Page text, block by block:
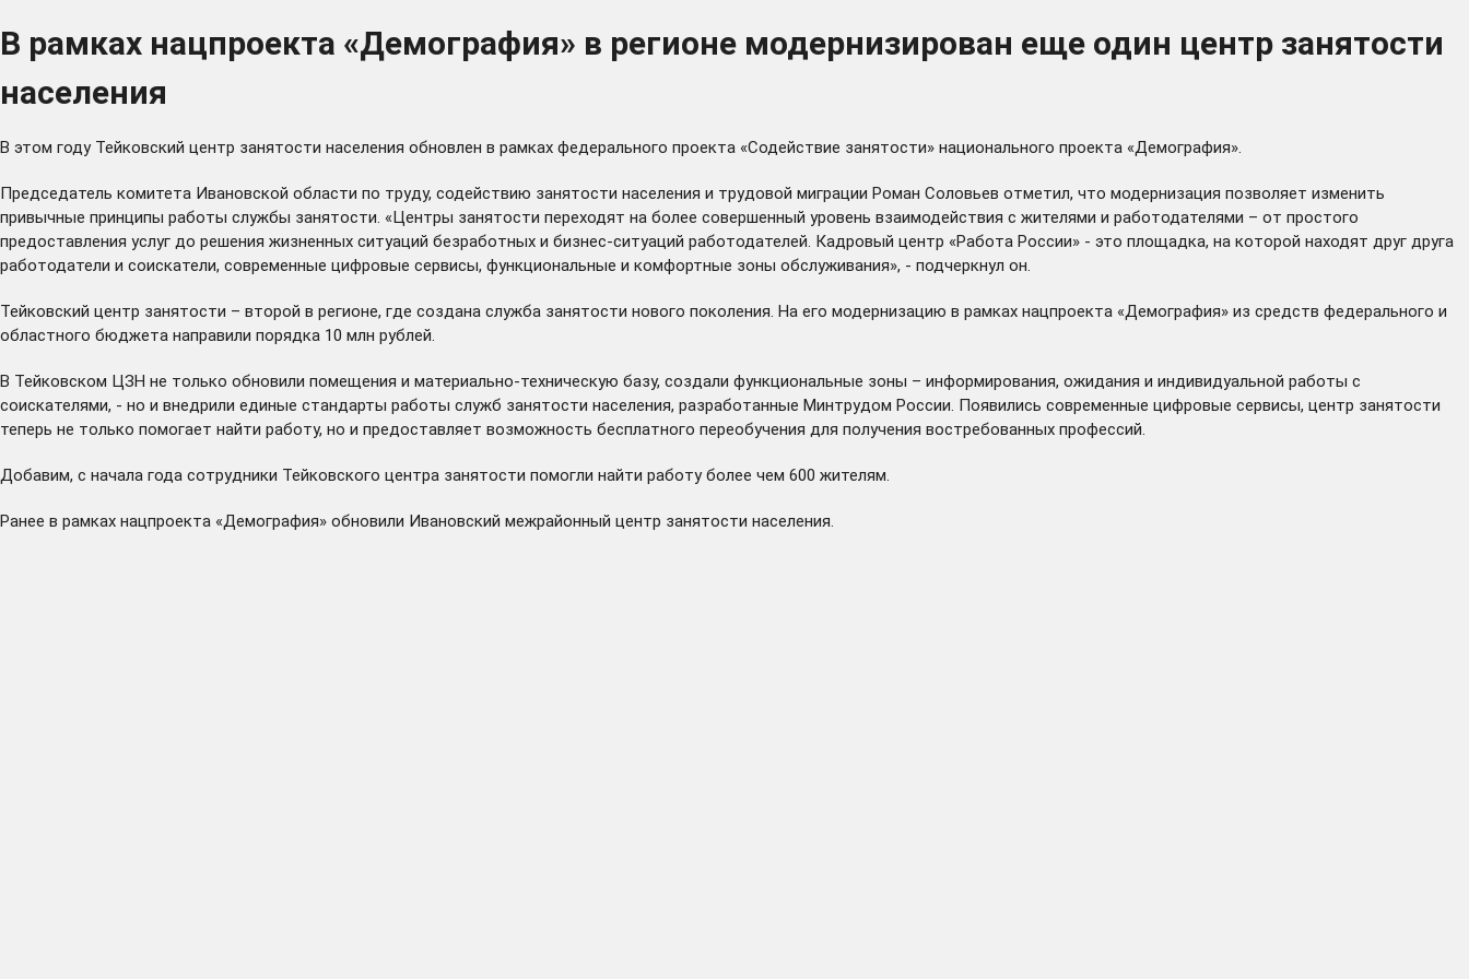
В рамках нацпроекта «Демография» в регионе модернизирован еще один центр занятости
населения
В этом году Тейковский центр занятости населения обновлен в рамках федерального проекта «Содействие занятости» национального проекта «Демография».
Председатель комитета Ивановской области по труду, содействию занятости населения и трудовой миграции Роман Соловьев отметил, что модернизация позволяет изменить
привычные принципы работы службы занятости. «Центры занятости переходят на более совершенный уровень взаимодействия с жителями и работодателями – от простого
предоставления услуг до решения жизненных ситуаций безработных и бизнес-ситуаций работодателей. Кадровый центр «Работа России» - это площадка, на которой находят друг друга
работодатели и соискатели, современные цифровые сервисы, функциональные и комфортные зоны обслуживания», - подчеркнул он.
Тейковский центр занятости – второй в регионе, где создана служба занятости нового поколения. На его модернизацию в рамках нацпроекта «Демография» из средств федерального и
областного бюджета направили порядка 10 млн рублей.
В Тейковском ЦЗН не только обновили помещения и материально-техническую базу, создали функциональные зоны – информирования, ожидания и индивидуальной работы с
соискателями, - но и внедрили единые стандарты работы служб занятости населения, разработанные Минтрудом России. Появились современные цифровые сервисы, центр занятости
теперь не только помогает найти работу, но и предоставляет возможность бесплатного переобучения для получения востребованных профессий.
Добавим, с начала года сотрудники Тейковского центра занятости помогли найти работу более чем 600 жителям.
Ранее в рамках нацпроекта «Демография» обновили Ивановский межрайонный центр занятости населения.